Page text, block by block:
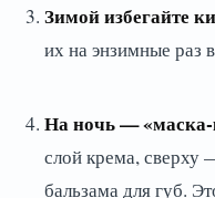
Зимой избегайте
их на энзимные раз
На ночь — «маска-
слой крема, сверху
бальзама для губ.